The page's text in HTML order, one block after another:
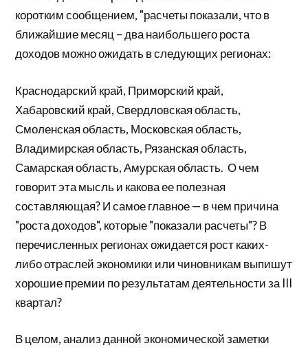
коротким сообщением, "расчеты показали, что в
ближайшие месяц – два наибольшего роста
доходов можно ожидать в следующих регионах:
Краснодарский край, Приморский край,
Хабаровский край, Свердловская область,
Смоленская область, Московская область,
Владимирская область, Рязанская область,
Самарская область, Амурская область. О чем
говорит эта мысль и какова ее полезная
составляющая? И самое главное — в чем причина
"роста доходов", которые "показали расчеты"? В
перечисленных регионах ожидается рост каких-
либо отраслей экономики или чиновникам выпишут
хорошие премии по результатам деятельности за III
квартал?
В целом, анализ данной экономической заметки